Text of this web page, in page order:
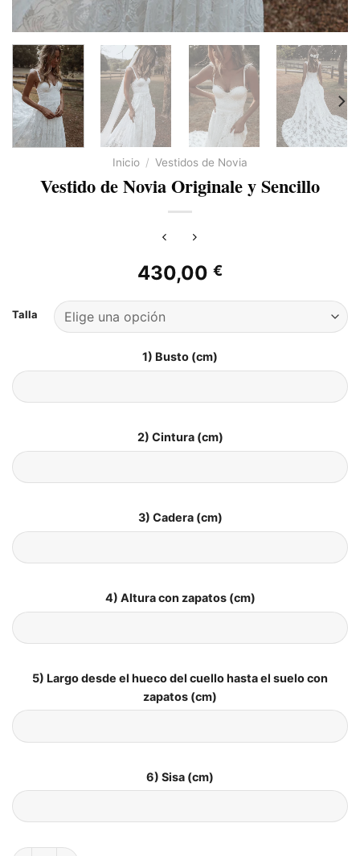
Inicio / Vestidos de Novia
Vestido de Novia Originale y Sencillo
430,00 €
Talla
1) Busto (cm)
2) Cintura (cm)
3) Cadera (cm)
4) Altura con zapatos (cm)
5) Largo desde el hueco del cuello hasta el suelo con
zapatos (cm)
6) Sisa (cm)